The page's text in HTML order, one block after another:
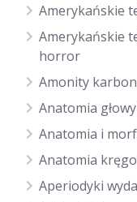
Amerykańskie
Amerykańskie
horror
Amonity
Anatomia
Anatomia i
Anatomia
Aperiodyki